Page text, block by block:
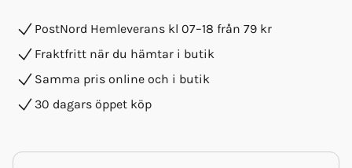
PostNord Hemleverans kl 07–18 från 79 kr
Fraktfritt när du hämtar i butik
Samma pris online och i butik
30 dagars öppet köp